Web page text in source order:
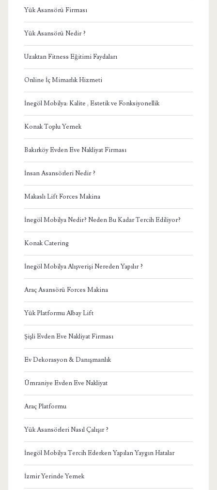
Yük Asansörü Firması
Yük Asansörü Nedir ?
Uzaktan Fitness Eğitimi Faydaları
Online İç Mimarlık Hizmeti
İnegöl Mobilya: Kalite , Estetik ve Fonksiyonellik
Konak Toplu Yemek
Bakırköy Evden Eve Nakliyat Firması
İnsan Asansörleri Nedir ?
Makaslı Lift Forces Makina
İnegöl Mobilya Nedir? Neden Bu Kadar Tercih Ediliyor?
Konak Catering
İnegöl Mobilya Alışverişi Nereden Yapılır ?
Araç Asansörü Forces Makina
Yük Platformu Albay Lift
Şişli Evden Eve Nakliyat Firması
Ev Dekorasyon & Danışmanlık
Ümraniye Evden Eve Nakliyat
Araç Platformu
Yük Asansörleri Nasıl Çalışır ?
İnegöl Mobilya Tercih Ederken Yapılan Yaygın Hatalar
İzmir Yerinde Yemek